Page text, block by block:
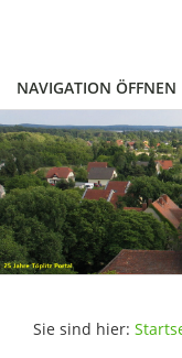
NAVIGATION ÖFFNEN
Sie sind hier: